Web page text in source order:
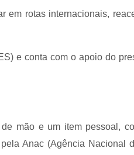
em rotas internacionais,
e conta com o apoio do
mão e um item pessoal,
Anac (Agência Nacional